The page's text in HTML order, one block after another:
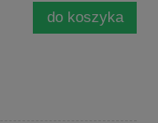
do koszyka